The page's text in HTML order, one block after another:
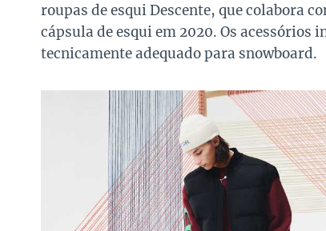
roupas de esqui Descente, que colabora
cápsula de esqui em 2020. Os
tecnicamente adequado para snowboard.